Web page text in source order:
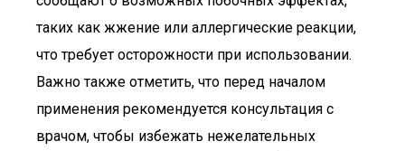
таких как жжение или аллергические реакции,
что требует осторожности при использовании.
Важно также отметить, что перед началом
применения рекомендуется консультация с
врачом, чтобы избежать нежелательных